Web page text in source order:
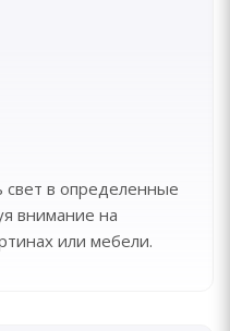
свет в определенные
внимание на
или мебели.